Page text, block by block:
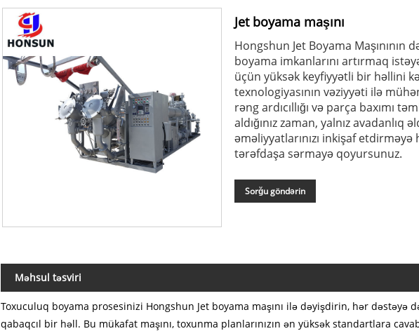
Jet boyama maşını
Hongshun Jet Boyama Maşınının
boyama imkanlarını artırmaq
üçün yüksək keyfiyyətli bir həllini
texnologiyasının vəziyyəti ilə
rəng ardıcıllığı və parça baxımı
aldığınız zaman, yalnız avadanlıq
əməliyyatlarınızı inkişaf
tərəfdaşa sərmayə qoyursunuz.
Sorğu göndərin
Məhsul təsviri
Toxuculuq boyama prosesinizi Hongshun Jet boyama maşını ilə dəyişdirin, hər dəstəyə
qabaqcıl bir həll. Bu mükafat maşını, toxunma planlarınızın ən yüksək standartlara